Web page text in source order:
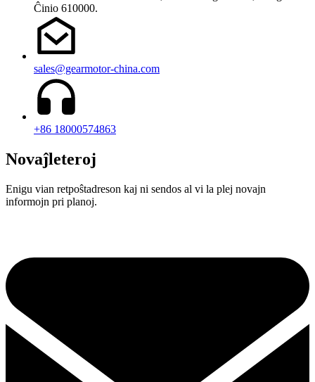
Ĉinio 610000.
sales@gearmotor-china.com
+86 18000574863
Novaĵleteroj
Enigu vian retpoŝtadreson kaj ni sendos al vi la plej novajn
informojn pri planoj.